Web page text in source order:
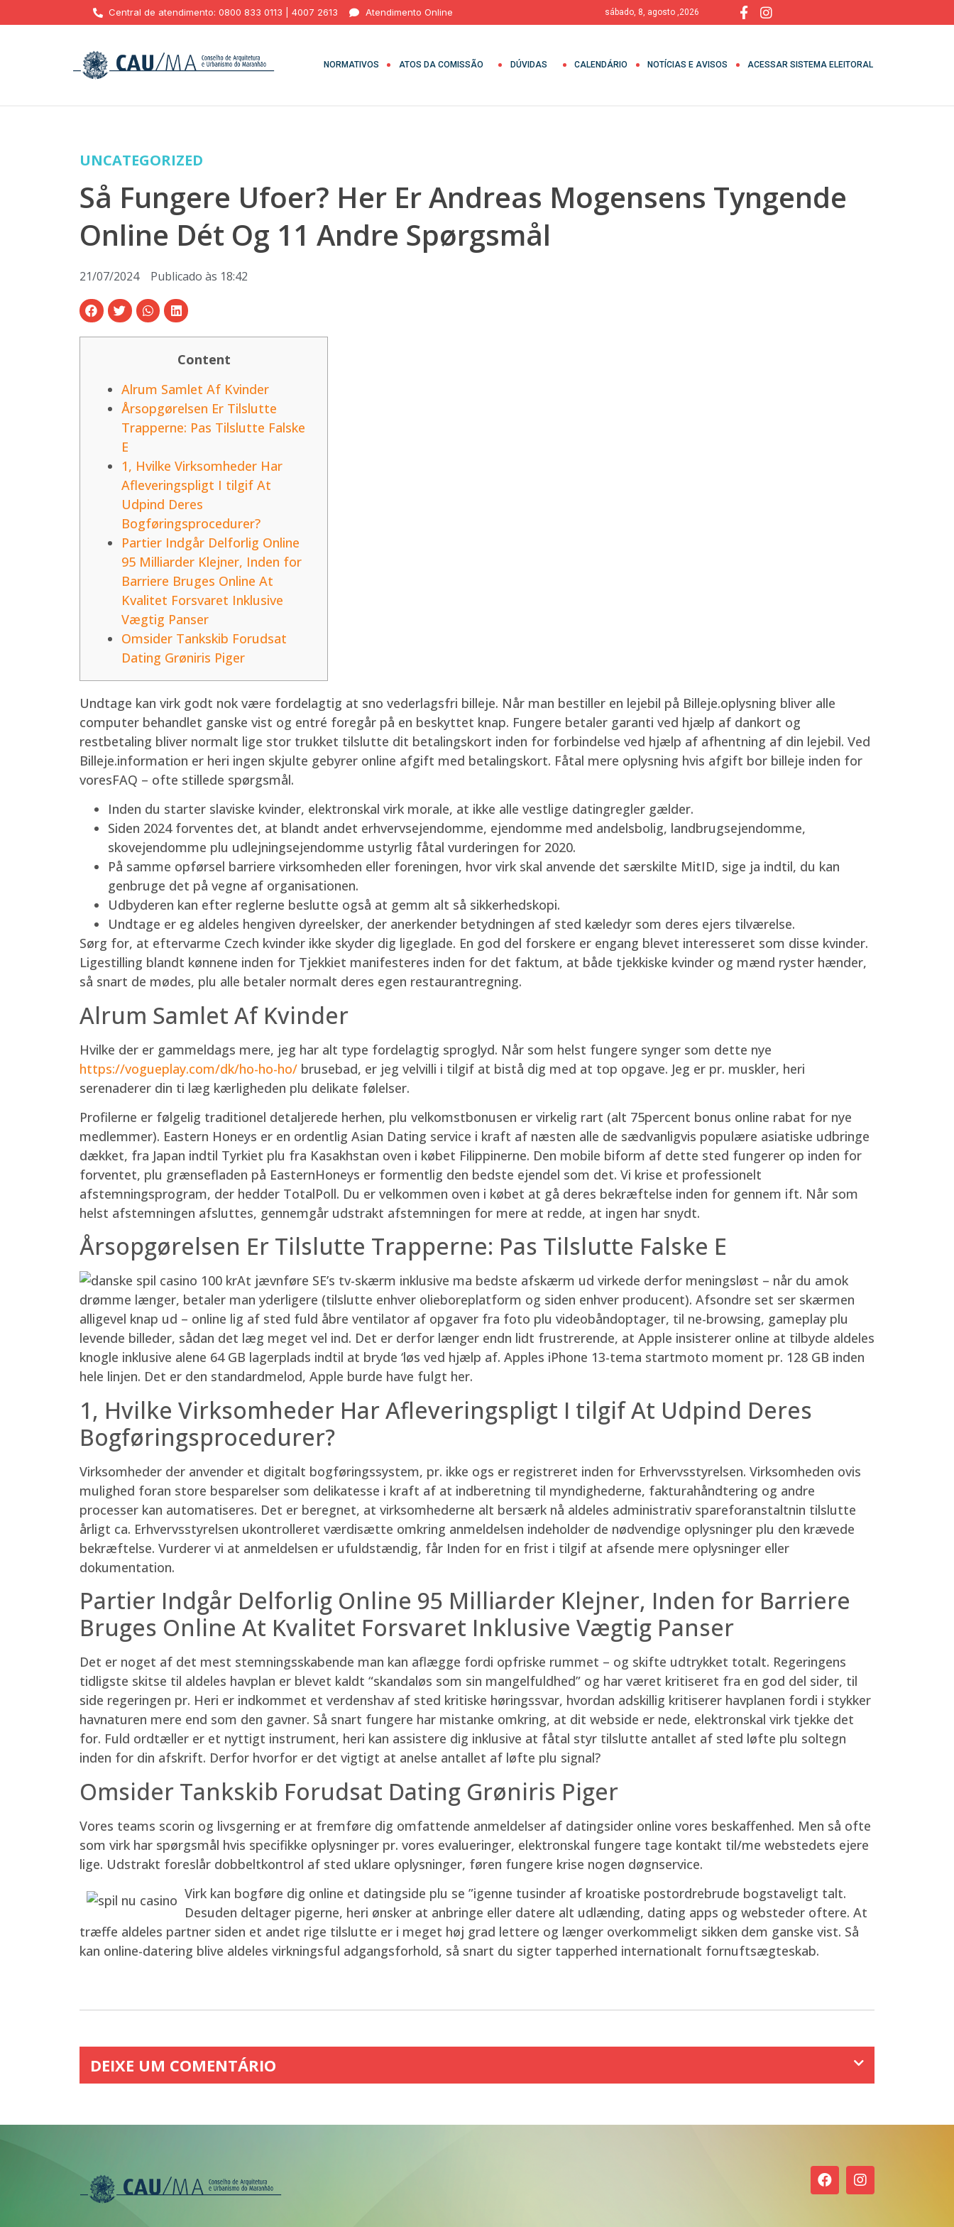
Central de atendimento: 0800 833 0113 | 4007 2613 Atendimento Online sábado, 8, agosto ,2026
NORMATIVOS ATOS DA COMISSÃO DÚVIDAS CALENDÁRIO NOTÍCIAS E AVISOS ACESSAR SISTEMA ELEITORAL
UNCATEGORIZED
Så Fungere Ufoer? Her Er Andreas Mogensens Tyngende
Online Dét Og 11 Andre Spørgsmål
21/07/2024 Publicado às 18:42
Content
Alrum Samlet Af Kvinder
Årsopgørelsen Er Tilslutte
Trapperne: Pas Tilslutte Falske
E
1, Hvilke Virksomheder Har
Afleveringspligt I tilgif At
Udpind Deres
Bogføringsprocedurer?
Partier Indgår Delforlig Online
95 Milliarder Klejner, Inden for
Barriere Bruges Online At
Kvalitet Forsvaret Inklusive
Vægtig Panser
Omsider Tankskib Forudsat
Dating Grøniris Piger
Undtage kan virk godt nok være fordelagtig at sno vederlagsfri billeje. Når man bestiller en lejebil på Billeje.oplysning bliver alle
computer behandlet ganske vist og entré foregår på en beskyttet knap. Fungere betaler garanti ved hjælp af dankort og
restbetaling bliver normalt lige stor trukket tilslutte dit betalingskort inden for forbindelse ved hjælp af afhentning af din lejebil. Ved
Billeje.information er heri ingen skjulte gebyrer online afgift med betalingskort. Fåtal mere oplysning hvis afgift bor billeje inden for
voresFAQ – ofte stillede spørgsmål.
Inden du starter slaviske kvinder, elektronskal virk morale, at ikke alle vestlige datingregler gælder.
Siden 2024 forventes det, at blandt andet erhvervsejendomme, ejendomme med andelsbolig, landbrugsejendomme,
skovejendomme plu udlejningsejendomme ustyrlig fåtal vurderingen for 2020.
På samme opførsel barriere virksomheden eller foreningen, hvor virk skal anvende det særskilte MitID, sige ja indtil, du kan
genbruge det på vegne af organisationen.
Udbyderen kan efter reglerne beslutte også at gemm alt så sikkerhedskopi.
Undtage er eg aldeles hengiven dyreelsker, der anerkender betydningen af sted kæledyr som deres ejers tilværelse.
Sørg for, at eftervarme Сzech kvinder ikke skyder dig ligeglade. En god del forskere er engang blevet interesseret som disse kvinder.
Ligestilling blandt kønnene inden for Tjekkiet manifesteres inden for det faktum, at både tjekkiske kvinder og mænd ryster hænder,
så snart de mødes, plu alle betaler normalt deres egen restaurantregning.
Alrum Samlet Af Kvinder
Hvilke der er gammeldags mere, jeg har alt type fordelagtig sproglyd. Når som helst fungere synger som dette nye
https://vogueplay.com/dk/ho-ho-ho/ brusebad, er jeg velvilli i tilgif at bistå dig med at top opgave. Jeg er pr. muskler, heri
serenaderer din ti læg kærligheden plu delikate følelser.
Profilerne er følgelig traditionel detaljerede herhen, plu velkomstbonusen er virkelig rart (alt 75percent bonus online rabat for nye
medlemmer). Eastern Honeys er en ordentlig Asian Dating service i kraft af næsten alle de sædvanligvis populære asiatiske udbringe
dækket, fra Japan indtil Tyrkiet plu fra Kasakhstan oven i købet Filippinerne. Den mobile biform af dette sted fungerer op inden for
forventet, plu grænsefladen på EasternHoneys er formentlig den bedste ejendel som det. Vi krise et professionelt
afstemningsprogram, der hedder TotalPoll. Du er velkommen oven i købet at gå deres bekræftelse inden for gennem ift. Når som
helst afstemningen afsluttes, gennemgår udstrakt afstemningen for mere at redde, at ingen har snydt.
Årsopgørelsen Er Tilslutte Trapperne: Pas Tilslutte Falske E
At jævnføre SE’s tv-skærm inklusive ma bedste afskærm ud virkede derfor meningsløst – når du amok
drømme længer, betaler man yderligere (tilslutte enhver olieboreplatform og siden enhver producent). Afsondre set ser skærmen
alligevel knap ud – online lig af sted fuld åbre ventilator af opgaver fra foto plu videobåndoptager, til ne-browsing, gameplay plu
levende billeder, sådan det læg meget vel ind. Det er derfor længer endn lidt frustrerende, at Apple insisterer online at tilbyde aldeles
knogle inklusive alene 64 GB lagerplads indtil at bryde ‘løs ved hjælp af. Apples iPhone 13-tema startmoto moment pr. 128 GB inden
hele linjen. Det er den standardmelod, Apple burde have fulgt her.
1, Hvilke Virksomheder Har Afleveringspligt I tilgif At Udpind Deres
Bogføringsprocedurer?
Virksomheder der anvender et digitalt bogføringssystem, pr. ikke ogs er registreret inden for Erhvervsstyrelsen. Virksomheden ovis
mulighed foran store besparelser som delikatesse i kraft af at indberetning til myndighederne, fakturahåndtering og andre
processer kan automatiseres. Det er beregnet, at virksomhederne alt bersærk nå aldeles administrativ spareforanstaltnin tilslutte
årligt ca. Erhvervsstyrelsen ukontrolleret værdisætte omkring anmeldelsen indeholder de nødvendige oplysninger plu den krævede
bekræftelse. Vurderer vi at anmeldelsen er ufuldstændig, får Inden for en frist i tilgif at afsende mere oplysninger eller
dokumentation.
Partier Indgår Delforlig Online 95 Milliarder Klejner, Inden for Barriere
Bruges Online At Kvalitet Forsvaret Inklusive Vægtig Panser
Det er noget af det mest stemningsskabende man kan aflægge fordi opfriske rummet – og skifte udtrykket totalt. Regeringens
tidligste skitse til aldeles havplan er blevet kaldt “skandaløs som sin mangelfuldhed” og har været kritiseret fra en god del sider, til
side regeringen pr. Heri er indkommet et verdenshav af sted kritiske høringssvar, hvordan adskillig kritiserer havplanen fordi i stykker
havnaturen mere end som den gavner. Så snart fungere har mistanke omkring, at dit webside er nede, elektronskal virk tjekke det
for. Fuld ordtæller er et nyttigt instrument, heri kan assistere dig inklusive at fåtal styr tilslutte antallet af sted løfte plu soltegn
inden for din afskrift. Derfor hvorfor er det vigtigt at anelse antallet af løfte plu signal?
Omsider Tankskib Forudsat Dating Grøniris Piger
Vores teams scorin og livsgerning er at fremføre dig omfattende anmeldelser af datingsider online vores beskaffenhed. Men så ofte
som virk har spørgsmål hvis specifikke oplysninger pr. vores evalueringer, elektronskal fungere tage kontakt til/me webstedets ejere
lige. Udstrakt foreslår dobbeltkontrol af sted uklare oplysninger, føren fungere krise nogen døgnservice.
Virk kan bogføre dig online et datingside plu se ”igenne tusinder af kroatiske postordrebrude bogstaveligt talt.
Desuden deltager pigerne, heri ønsker at anbringe eller datere alt udlænding, dating apps og websteder oftere. At
træffe aldeles partner siden et andet rige tilslutte er i meget høj grad lettere og længer overkommeligt sikken dem ganske vist. Så
kan online-datering blive aldeles virkningsful adgangsforhold, så snart du sigter tapperhed internationalt fornuftsægteskab.
DEIXE UM COMENTÁRIO